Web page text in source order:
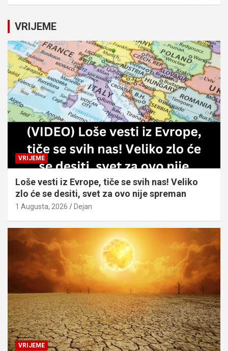
c
h
VRIJEME
VRIJEME
Loše vesti iz Evrope, tiče se svih nas! Veliko
zlo će se desiti, svet za ovo nije spreman
1 Augusta, 2026 Dejan
VRIJEME